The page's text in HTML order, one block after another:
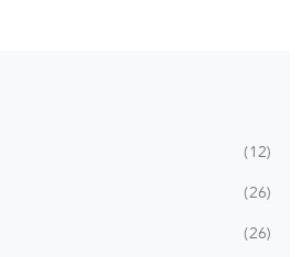
12
26
26